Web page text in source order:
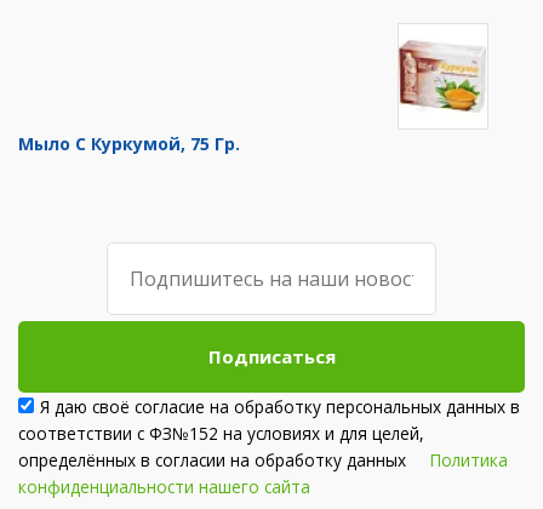
Мыло С Куркумой, 75 Гр.
Подписаться
Я даю своё согласие на обработку персональных данных в
соответствии с ФЗ№152 на условиях и для целей,
определённых в согласии на обработку данных Политика
конфиденциальности нашего сайта